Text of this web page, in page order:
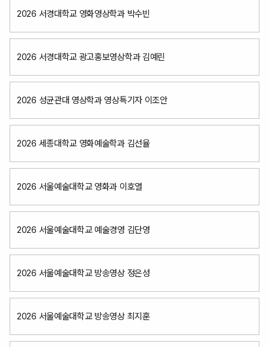
2026 서경대학교 영화영상학과 박수빈
2026 서경대학교 광고홍보영상학과 김예린
2026 성균관대 영상학과 영상특기자 이조안
2026 세종대학교 영화예술학과 김선율
2026 서울예술대학교 영화과 이호열
2026 서울예술대학교 예술경영 김단영
2026 서울예술대학교 방송영상 정은성
2026 서울예술대학교 방송영상 최지훈